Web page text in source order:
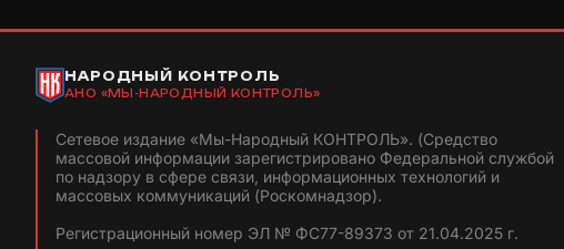
НАРОДНЫЙ КОНТРОЛЬ
АНО «МЫ-НАРОДНЫЙ КОНТРОЛЬ»
Сетевое издание «Мы-Народный КОНТРОЛЬ». (Средство
массовой информации зарегистрировано Федеральной службой
по надзору в сфере связи, информационных технологий и
массовых коммуникаций (Роскомнадзор).
Регистрационный номер ЭЛ № ФС77-89373 от 21.04.2025 г.